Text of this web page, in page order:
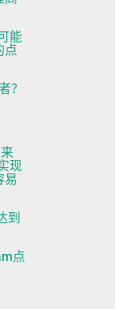
能
点
？
现
易
到
点